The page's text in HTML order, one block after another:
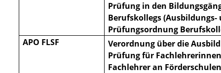
Prüfung in den
Berufskollegs (Ausbildungs-
Prüfungsordnung
APO FLSF
Verordnung über die
Prüfung für
Fachlehrer an